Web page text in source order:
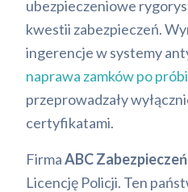
ubezpieczeniowe
kwestii zabezpieczeń.
ingerencje w systemy
naprawa zamków po
przeprowadzały
certyfikatami.
FirmaABC Zabezpieczeń
Licencję Policji. Ten